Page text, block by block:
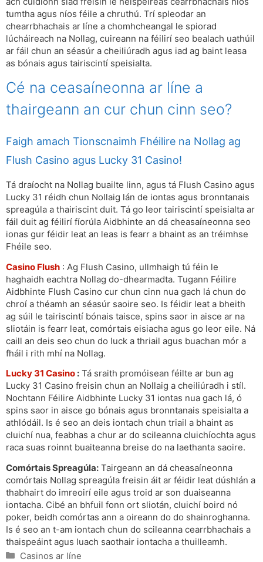
tumtha agus níos féile a chruthú. Trí spleodar an
chearrbhachais ar líne a chomhcheangal le spiorad
lúcháireach na Nollag, cuireann na féilirí seo bealach uathúil
ar fáil chun an séasúr a cheiliúradh agus iad ag baint leasa
as bónais agus tairiscintí speisialta.
Cé na ceasaíneonna ar líne a
thairgeann an cur chun cinn seo?
Faigh amach Tionscnaimh Fhéilire na Nollag ag
Flush Casino agus Lucky 31 Casino!
Tá draíocht na Nollag buailte linn, agus tá Flush Casino agus
Lucky 31 réidh chun Nollaig lán de iontas agus bronntanais
spreagúla a thairiscint duit. Tá go leor tairiscintí speisialta ar
fáil duit ag féilirí fíorúla Aidbhinte an dá cheasaíneonna seo
ionas gur féidir leat an leas is fearr a bhaint as an tréimhse
Fhéile seo.
Casino Flush : Ag Flush Casino, ullmhaigh tú féin le
haghaidh eachtra Nollag do-dhearmadta. Tugann Féilire
Aidbhinte Flush Casino cur chun cinn nua gach lá chun do
chroí a théamh an séasúr saoire seo. Is féidir leat a bheith
ag súil le tairiscintí bónais taisce, spins saor in aisce ar na
sliotáin is fearr leat, comórtais eisiacha agus go leor eile. Ná
caill an deis seo chun do luck a thriail agus buachan mór a
fháil i rith mhí na Nollag.
Lucky 31 Casino : Tá sraith promóisean féilte ar bun ag
Lucky 31 Casino freisin chun an Nollaig a cheiliúradh i stíl.
Nochtann Féilire Aidbhinte Lucky 31 iontas nua gach lá, ó
spins saor in aisce go bónais agus bronntanais speisialta a
athlódáil. Is é seo an deis iontach chun triail a bhaint as
cluichí nua, feabhas a chur ar do scileanna cluichíochta agus
raca suas roinnt buaiteanna breise do na laethanta saoire.
Comórtais Spreagúla: Tairgeann an dá cheasaíneonna
comórtais Nollag spreagúla freisin áit ar féidir leat dúshlán a
thabhairt do imreoirí eile agus troid ar son duaiseanna
iontacha. Cibé an bhfuil fonn ort sliotán, cluichí boird nó
poker, beidh comórtas ann a oireann do do shainroghanna.
Is é seo an t-am iontach chun do scileanna cearrbhachais a
thaispeáint agus luach saothair iontacha a thuilleamh.
Categories
Casinos ar líne